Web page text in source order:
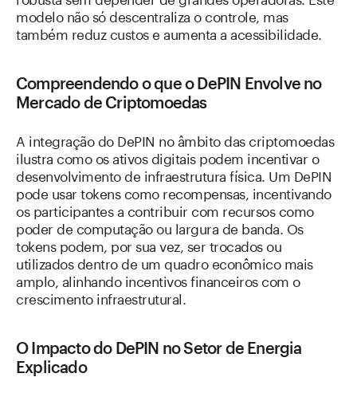
modelo não só descentraliza o controle, mas
também reduz custos e aumenta a acessibilidade.
Compreendendo o que o DePIN Envolve no
Mercado de Criptomoedas
A integração do DePIN no âmbito das criptomoedas
ilustra como os ativos digitais podem incentivar o
desenvolvimento de infraestrutura física. Um DePIN
pode usar tokens como recompensas, incentivando
os participantes a contribuir com recursos como
poder de computação ou largura de banda. Os
tokens podem, por sua vez, ser trocados ou
utilizados dentro de um quadro econômico mais
amplo, alinhando incentivos financeiros com o
crescimento infraestrutural.
O Impacto do DePIN no Setor de Energia
Explicado